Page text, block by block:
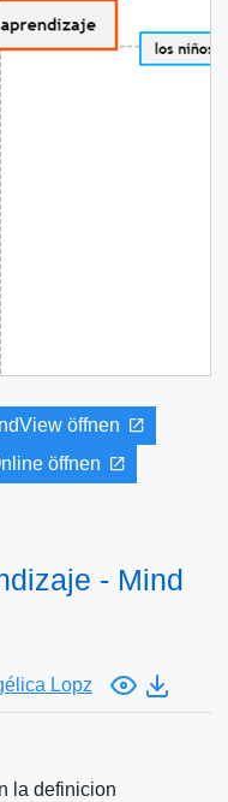
öffnen
öffnen
- Mind
Lopz
la definicion